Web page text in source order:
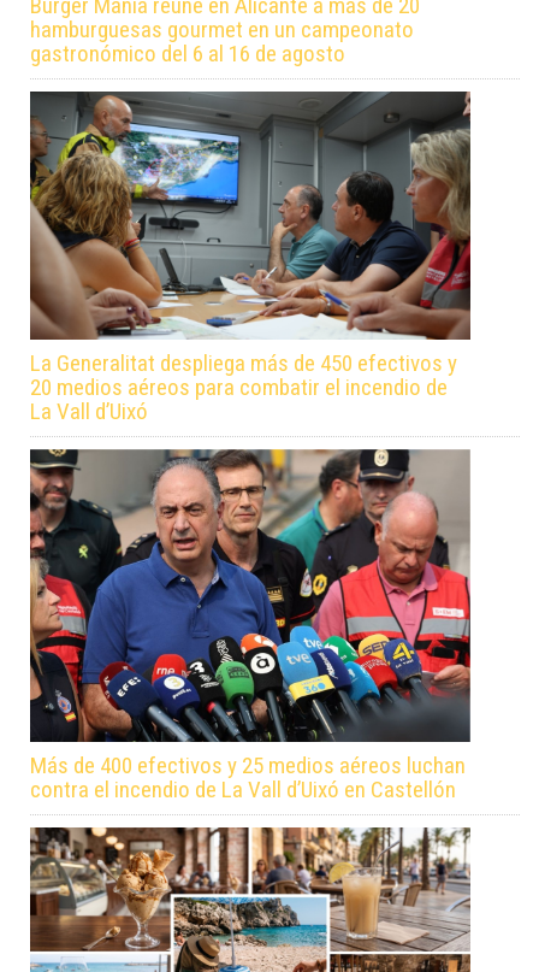
hamburguesas gourmet en un campeonato
gastronómico del 6 al 16 de agosto
La Generalitat despliega más de 450 efectivos y
20 medios aéreos para combatir el incendio de
La Vall d’Uixó
Más de 400 efectivos y 25 medios aéreos luchan
contra el incendio de La Vall d’Uixó en Castellón